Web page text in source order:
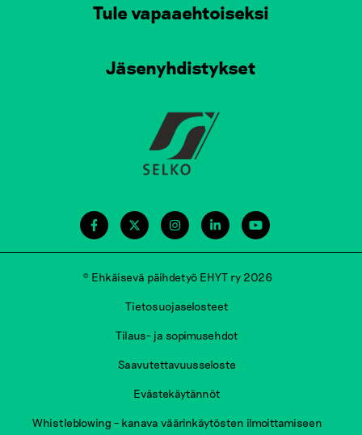
Tule vapaaehtoiseksi
Jäsenyhdistykset
© Ehkäisevä päihdetyö EHYT ry 2026
Tietosuojaselosteet
Tilaus- ja sopimusehdot
Saavutettavuusseloste
Evästekäytännöt
Whistleblowing – kanava väärinkäytösten ilmoittamiseen